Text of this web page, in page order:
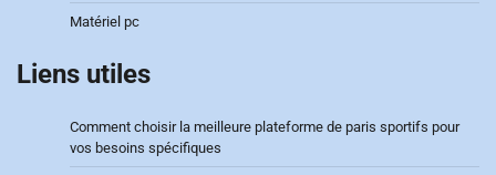
Matériel pc
Liens utiles
Comment choisir la meilleure plateforme de paris sportifs pour
vos besoins spécifiques